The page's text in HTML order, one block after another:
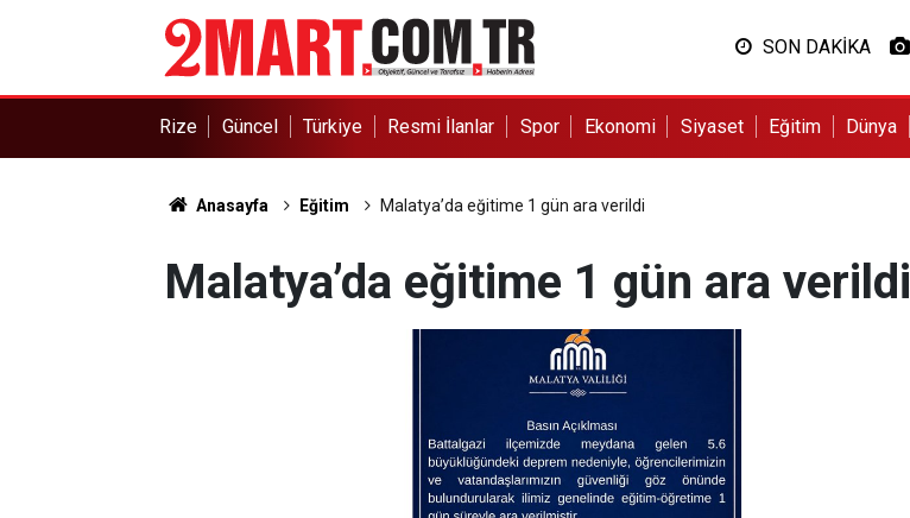
SON DAKİKA
Rize Güncel Türkiye Resmi İlanlar Spor Ekonomi Siyaset Eğitim Dünya
Anasayfa Eğitim Malatya’da eğitime 1 gün ara verildi
Malatya’da eğitime 1 gün ara verildi